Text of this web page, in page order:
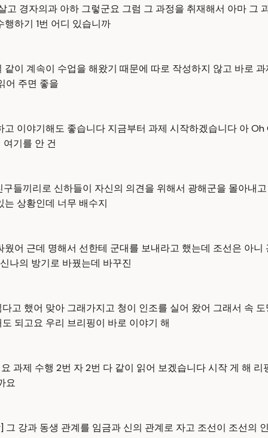
경자의과 아하 그렇군요 그럼 그 과정을 취재해서 아마 그
하기 1번 어디 있습니까
이 계속이 수업을 해왔기 때문에 따로 작성하지 않고 바로
어 주면 좋을
이야기해도 좋습니다 지금부터 과제 시작하겠습니다 아
기를 안 건
들끼리로 신하들이 자신의 의견을 위해서 광해군을 몰아내
상황인데 너무 배수지
어 근데 명해서 선한테 군대를 보내라고 했는데 조선은 아
나의 방기로 바꿨는데 바꾸진
고 했어 맞아 그래가지고 청이 인조를 실어 왔어 그래서 속
되고요 우리 브리핑이 바로 이야기 해
과제 수행 2번 자 2번 다 같이 읽어 보겠습니다 시작 게 해
요
강과 동생 관계를 임금과 신의 관계로 자고 조선이 조선의